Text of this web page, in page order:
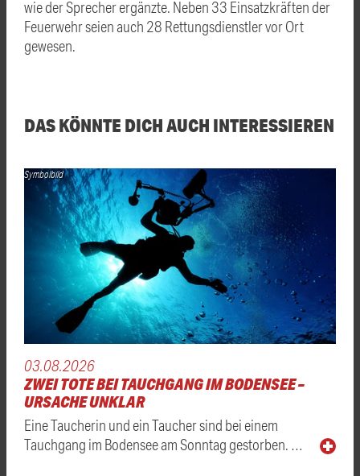
wie der Sprecher ergänzte. Neben 33 Einsatzkräften der
Feuerwehr seien auch 28 Rettungsdienstler vor Ort
gewesen.
DAS KÖNNTE DICH AUCH INTERESSIEREN
Symbolbild
03.08.2026
ZWEI TOTE BEI TAUCHGANG IM BODENSEE –
URSACHE UNKLAR
Eine Taucherin und ein Taucher sind bei einem
Tauchgang im Bodensee am Sonntag gestorben. …